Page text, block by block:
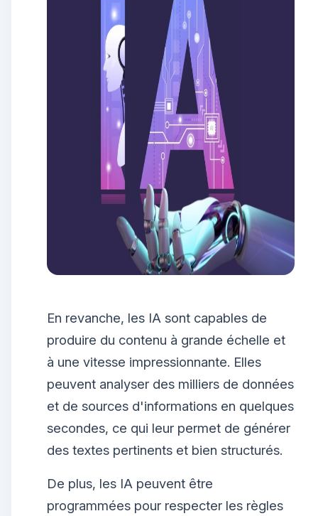
En revanche, les IA sont capables de
produire du contenu à grande échelle et
à une vitesse impressionnante. Elles
peuvent analyser des milliers de données
et de sources d'informations en quelques
secondes, ce qui leur permet de générer
des textes pertinents et bien structurés.
De plus, les IA peuvent être
programmées pour respecter les règles